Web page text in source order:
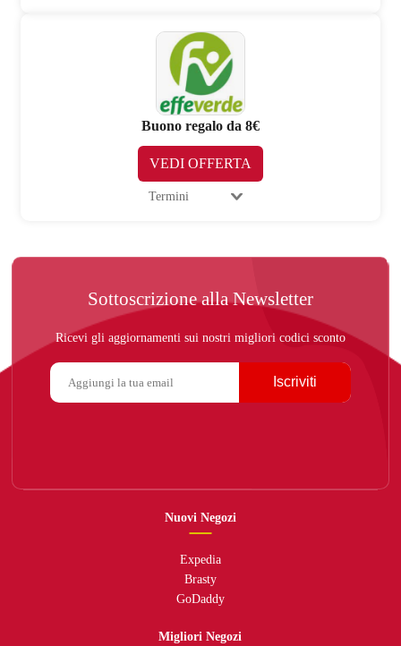
Buono regalo da 8€
VEDI OFFERTA
Termini
Sottoscrizione alla Newsletter
Ricevi gli aggiornamenti sui nostri migliori codici sconto
Iscriviti
Nuovi Negozi
Expedia
Brasty
GoDaddy
Migliori Negozi